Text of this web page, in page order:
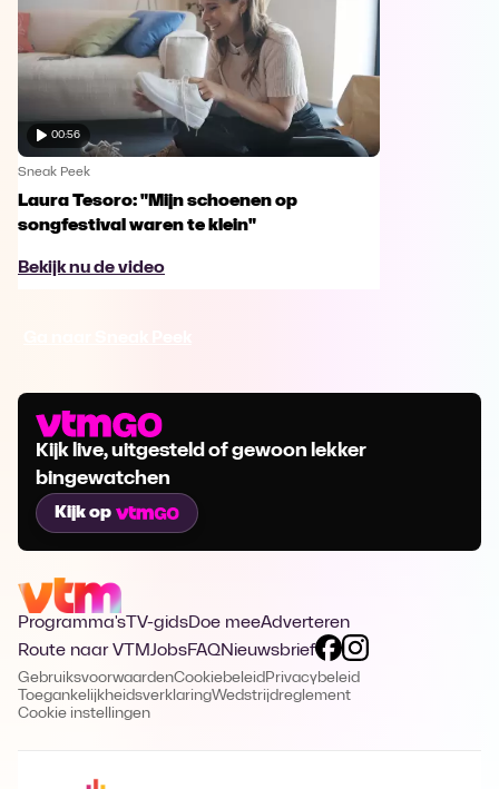
00:56
Sneak Peek
Laura Tesoro: "Mijn schoenen op
songfestival waren te klein"
Bekijk nu de video
Kijk live, uitgesteld of gewoon lekker
bingewatchen
Kijk op
Programma's TV-gidsDoe meeAdverteren
Route naar VTMJobsFAQNieuwsbrief
GebruiksvoorwaardenCookiebeleid Privacybeleid
ToegankelijkheidsverklaringWedstrijdreglement
Cookie instellingen